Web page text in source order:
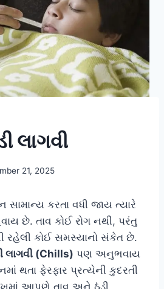
લાગવી
21, 2025
સામાન્ય કરતા વધી જાય ત્યારે
છે. તાવ કોઈ રોગ નથી, પરંતુ
રહેલી કોઈ સમસ્યાનો સંકેત છે.
લાગવી (Chills) પણ અનુભવાય
થતા ફેરફાર પ્રત્યેની કુદરતી
આપણે તાવ અને ઠંડી